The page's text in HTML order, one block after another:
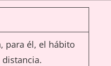
para él, el hábito